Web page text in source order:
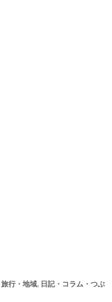
旅行・地域, 日記・コラム・つぶ